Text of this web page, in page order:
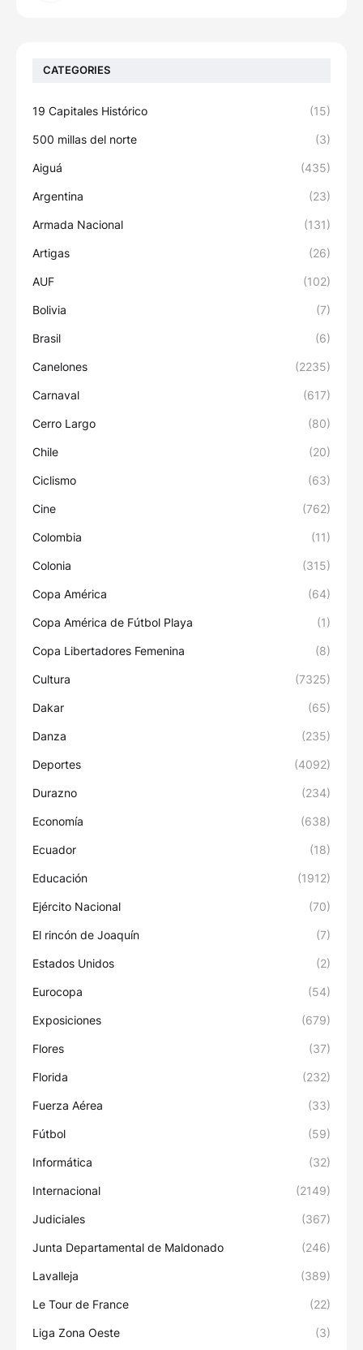
CATEGORIES
19 Capitales Histórico (15)
500 millas del norte (3)
Aiguá (435)
Argentina (23)
Armada Nacional (131)
Artigas (26)
AUF (102)
Bolivia (7)
Brasil (6)
Canelones (2235)
Carnaval (617)
Cerro Largo (80)
Chile (20)
Ciclismo (63)
Cine (762)
Colombia (11)
Colonia (315)
Copa América (64)
Copa América de Fútbol Playa (1)
Copa Libertadores Femenina (8)
Cultura (7325)
Dakar (65)
Danza (235)
Deportes (4092)
Durazno (234)
Economía (638)
Ecuador (18)
Educación (1912)
Ejército Nacional (70)
El rincón de Joaquín (7)
Estados Unidos (2)
Eurocopa (54)
Exposiciones (679)
Flores (37)
Florida (232)
Fuerza Aérea (33)
Fútbol (59)
Informática (32)
Internacional (2149)
Judiciales (367)
Junta Departamental de Maldonado (246)
Lavalleja (389)
Le Tour de France (22)
Liga Zona Oeste (3)